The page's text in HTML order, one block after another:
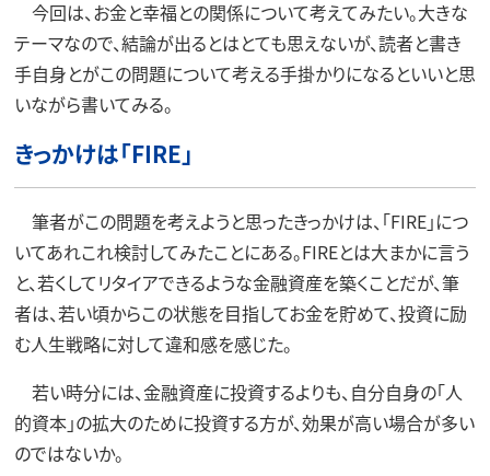
今回は、お金と幸福との関係について考えてみたい。大きな
テーマなので、結論が出るとはとても思えないが、読者と書き
手自身とがこの問題について考える手掛かりになるといいと思
いながら書いてみる。
きっかけは「FIRE」
筆者がこの問題を考えようと思ったきっかけは、「FIRE」につ
いてあれこれ検討してみたことにある。FIREとは大まかに言う
と、若くしてリタイアできるような金融資産を築くことだが、筆
者は、若い頃からこの状態を目指してお金を貯めて、投資に励
む人生戦略に対して違和感を感じた。
若い時分には、金融資産に投資するよりも、自分自身の「人
的資本」の拡大のために投資する方が、効果が高い場合が多い
のではないか。